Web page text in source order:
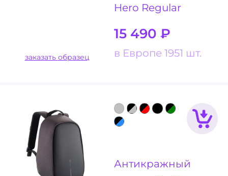
Hero Regular
15 490 ₽
в Европе 1951 шт.
заказать образец
Антикражный